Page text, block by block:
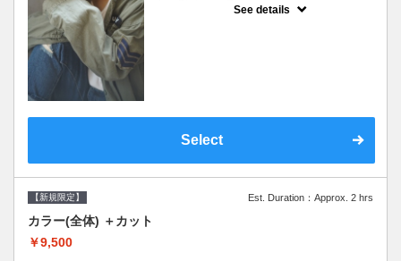
See details
Select
【新規限定】 Est. Duration：Approx. 2 hrs
カラー(全体) ＋カット
￥9,500